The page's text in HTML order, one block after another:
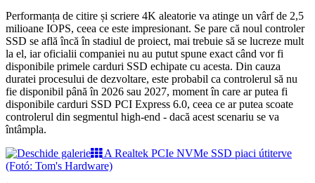
Performanța de citire și scriere 4K aleatorie va atinge un vârf de 2,5
milioane IOPS, ceea ce este impresionant. Se pare că noul controler
SSD se află încă în stadiul de proiect, mai trebuie să se lucreze mult
la el, iar oficialii companiei nu au putut spune exact când vor fi
disponibile primele carduri SSD echipate cu acesta. Din cauza
duratei procesului de dezvoltare, este probabil ca controlerul să nu
fie disponibil până în 2026 sau 2027, moment în care ar putea fi
disponibile carduri SSD PCI Express 6.0, ceea ce ar putea scoate
controlerul din segmentul high-end - dacă acest scenariu se va
întâmpla.
A Realtek PCIe NVMe SSD piaci útiterve
(Fotó: Tom's Hardware)